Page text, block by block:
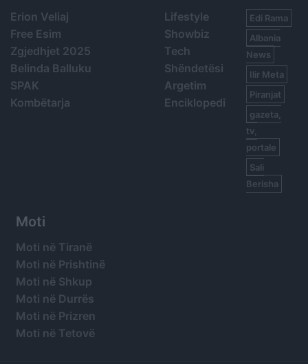
Erion Veliaj
Free Esim
Zgjedhjet 2025
Belinda Balluku
SPAK
Kombëtarja
Lifestyle
Showbiz
Tech
Shëndetësi
Argetim
Enciklopedi
Edi Rama
Albania
News
Ilir Meta
Piranjat
gazeta,
tv,
portale
Sali
Berisha
Moti
Moti në Tiranë
Moti në Prishtinë
Moti në Shkup
Moti në Durrës
Moti në Prizren
Moti në Tetovë